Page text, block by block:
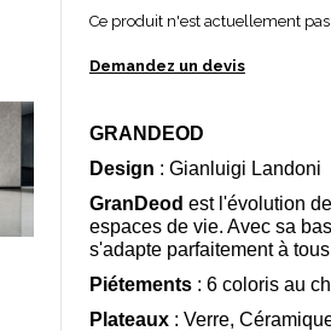
Ce produit n'est actuellement
Demandez un devis
GRANDEOD
Design : Gianluigi Landoni
GranDeod est l'évolution
espaces de vie.‎ Avec sa
s'adapte parfaitement à
Piétements: 6 coloris au
Plateaux: Verre,